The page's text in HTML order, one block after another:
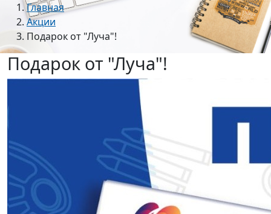
Главная
Акции
Подарок от "Луча"!
Подарок от "Луча"!